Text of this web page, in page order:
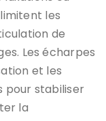
les
de
Les écharpes
et les
pour stabiliser
la